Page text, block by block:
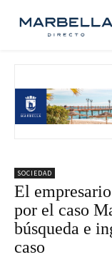
SOCIEDAD
El
por el caso
búsqueda e
caso